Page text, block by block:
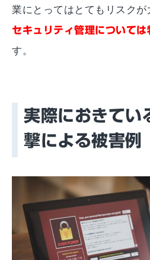
業にとってはとてもリスクが
セキュリティ管理について
す。
実際におきてい
撃による被害例